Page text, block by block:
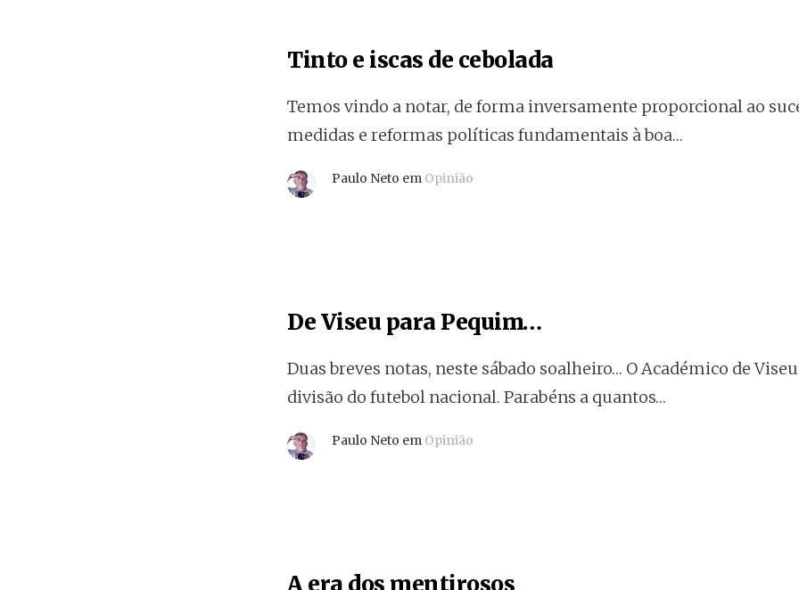
Tinto e iscas de cebolada
Temos vindo a notar, de forma inversamente proporcional ao
medidas e reformas políticas fundamentais à boa…
Paulo Neto em Opinião
De Viseu para Pequim…
Duas breves notas, neste sábado soalheiro… O Académico de Viseu
divisão do futebol nacional. Parabéns a quantos…
Paulo Neto em Opinião
A era dos mentirosos